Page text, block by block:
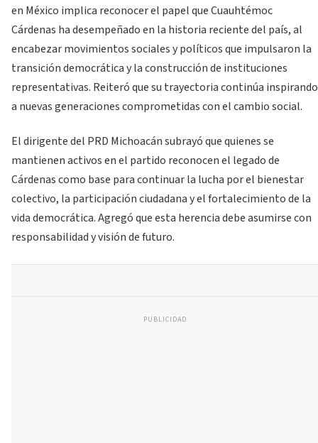
en México implica reconocer el papel que Cuauhtémoc
Cárdenas ha desempeñado en la historia reciente del país, al
encabezar movimientos sociales y políticos que impulsaron la
transición democrática y la construcción de instituciones
representativas. Reiteró que su trayectoria continúa inspirando
a nuevas generaciones comprometidas con el cambio social.
El dirigente del PRD Michoacán subrayó que quienes se
mantienen activos en el partido reconocen el legado de
Cárdenas como base para continuar la lucha por el bienestar
colectivo, la participación ciudadana y el fortalecimiento de la
vida democrática. Agregó que esta herencia debe asumirse con
responsabilidad y visión de futuro.
PUBLICIDAD